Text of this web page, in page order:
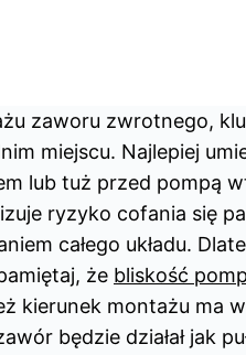
zaworu zwrotnego,
miejscu. Najlepiej
lub tuż przed pompą
ryzyko cofania się
całego układu.
że bliskość
kierunek montażu ma
będzie działał jak